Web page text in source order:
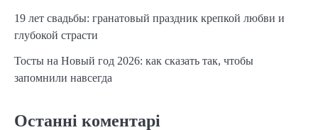
19 лет свадьбы: гранатовый праздник крепкой любви и
глубокой страсти
Тосты на Новый год 2026: как сказать так, чтобы
запомнили навсегда
Останні коментарі